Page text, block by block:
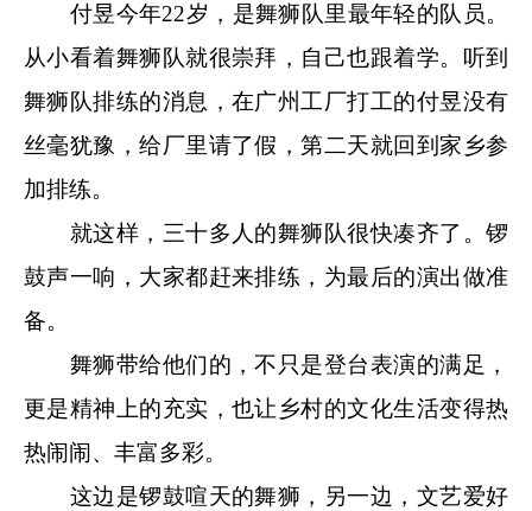
付昱今年22岁，是舞狮队里最年轻的队员。
从小看着舞狮队就很崇拜，自己也跟着学。听到
舞狮队排练的消息，在广州工厂打工的付昱没有
丝毫犹豫，给厂里请了假，第二天就回到家乡参
加排练。
就这样，三十多人的舞狮队很快凑齐了。锣
鼓声一响，大家都赶来排练，为最后的演出做准
备。
舞狮带给他们的，不只是登台表演的满足，
更是精神上的充实，也让乡村的文化生活变得热
热闹闹、丰富多彩。
这边是锣鼓喧天的舞狮，另一边，文艺爱好